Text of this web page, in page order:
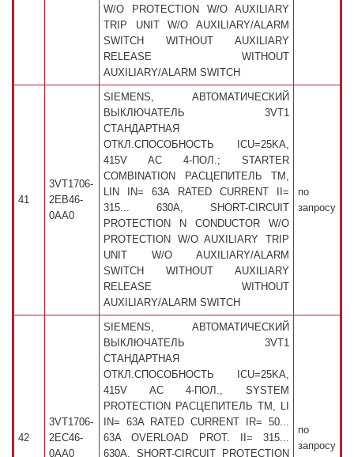
W/O PROTECTION W/O AUXILIARY
TRIP UNIT W/O AUXILIARY/ALARM
SWITCH WITHOUT AUXILIARY
RELEASE WITHOUT
AUXILIARY/ALARM SWITCH
41
3VT1706-
2EB46-
0AA0
SIEMENS, АВТОМАТИЧЕСКИЙ
ВЫКЛЮЧАТЕЛЬ 3VT1
СТАНДАРТНАЯ
ОТКЛ.СПОСОБНОСТЬ ICU=25KA,
415V AC 4-ПОЛ.; STARTER
COMBINATION РАСЦЕПИТЕЛЬ TM,
LIN IN= 63A RATED CURRENT II=
315... 630A, SHORT-CIRCUIT
PROTECTION N CONDUCTOR W/O
PROTECTION W/O AUXILIARY TRIP
UNIT W/O AUXILIARY/ALARM
SWITCH WITHOUT AUXILIARY
RELEASE WITHOUT
AUXILIARY/ALARM SWITCH
по
запросу
42
3VT1706-
2EC46-
0AA0
SIEMENS, АВТОМАТИЧЕСКИЙ
ВЫКЛЮЧАТЕЛЬ 3VT1
СТАНДАРТНАЯ
ОТКЛ.СПОСОБНОСТЬ ICU=25KA,
415V AC 4-ПОЛ., SYSTEM
PROTECTION РАСЦЕПИТЕЛЬ TM, LI
IN= 63A RATED CURRENT IR= 50...
63A OVERLOAD PROT. II= 315...
630A, SHORT-CIRCUIT PROTECTION
по
запросу